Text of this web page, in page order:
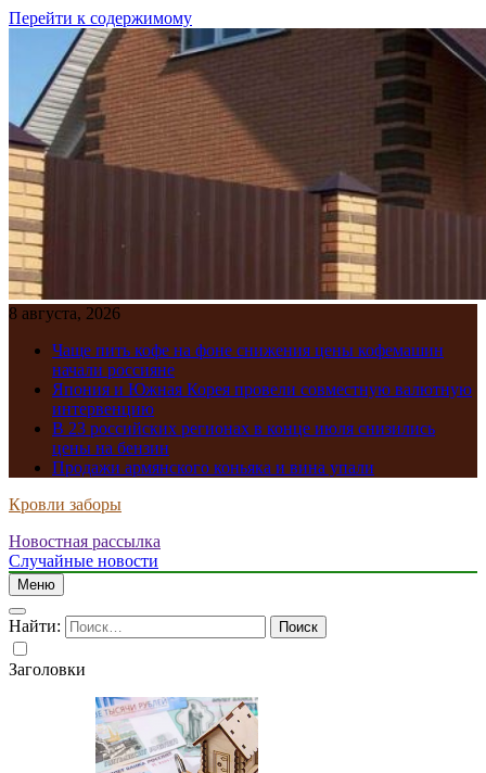
Перейти к содержимому
8 августа, 2026
Чаще пить кофе на фоне снижения цены кофемашин
начали россияне
Япония и Южная Корея провели совместную валютную
интервенцию
В 23 российских регионах в конце июля снизились
цены на бензин
Продажи армянского коньяка и вина упали
Кровли заборы
Новостная рассылка
Случайные новости
Меню
Найти:
Заголовки